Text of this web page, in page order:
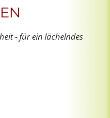
- für ein lächelndes